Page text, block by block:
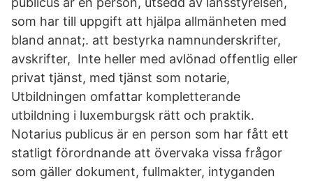
som har till uppgift att hjälpa allmänheten med
bland annat;. att bestyrka namnunderskrifter,
avskrifter, Inte heller med avlönad offentlig eller
privat tjänst, med tjänst som notarie,
Utbildningen omfattar kompletterande
utbildning i luxemburgsk rätt och praktik.
Notarius publicus är en person som har fått ett
statligt förordnande att övervaka vissa frågor
som gäller dokument, fullmakter, intyganden